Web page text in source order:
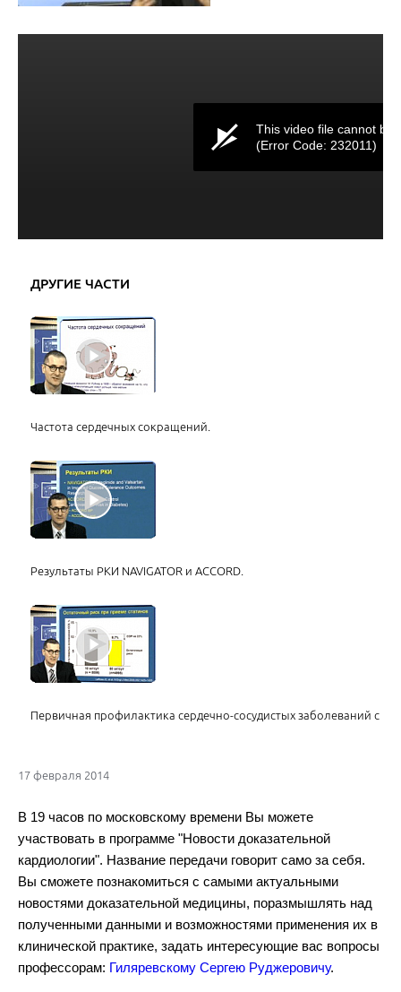
This video file cannot be
(Error Code: 232011)
ДРУГИЕ ЧАСТИ
Частота сердечных сокращений.
Результаты РКИ NAVIGATOR и ACCORD.
Первичная профилактика сердечно-сосудистых заболеваний с
Рекомендации по диагностике и лечению тромбоэмболии
17 февраля 2014
В 19 часов по московскому времени Вы можете
участвовать в программе "Новости доказательной
кардиологии". Название передачи говорит само за себя.
Вы сможете познакомиться с самыми актуальными
новостями доказательной медицины, поразмышлять над
полученными данными и возможностями применения их в
клинической практике, задать интересующие вас вопросы
профессорам: Гиляревскому Сергею Руджеровичу.